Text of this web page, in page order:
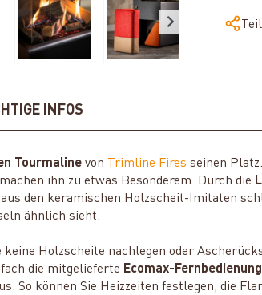
INFOS
Tourmaline von Trimline Fires seinen
ihn zu etwas Besonderem. Durch die
den keramischen Holzscheit-Imitaten
ähnlich sieht.
Holzscheite nachlegen oder
die mitgelieferte Ecomax-Fernbedienung
So können Sie Heizzeiten festlegen, die